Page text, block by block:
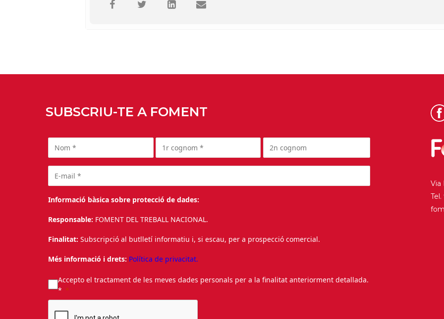
SUBSCRIU-TE A FOMENT
Informació bàsica sobre protecció de dades:
Responsable: FOMENT DEL TREBALL NACIONAL.
Finalitat: Subscripció al butlletí informatiu i, si escau, per a prospecció comercial.
Més informació i drets: Política de privacitat.
Accepto el tractament de les meves dades personals per a la finalitat anteriorment detallada.
*
Via